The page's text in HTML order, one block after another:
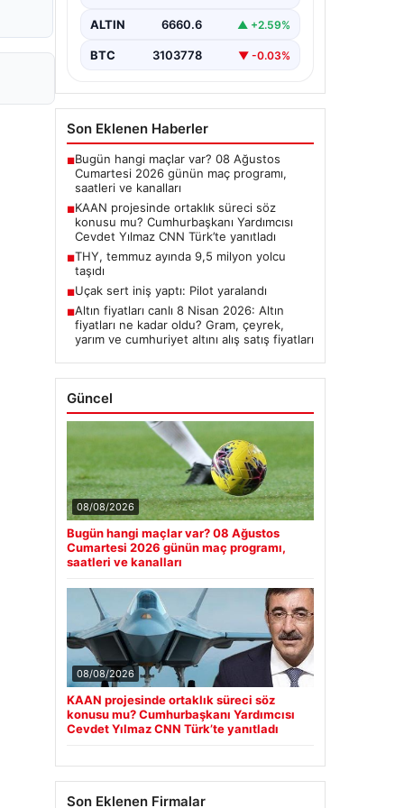
Yılmaz, CNN Türk canlı yayınında
Mekke Ortak…
ALTIN 6660.6 ▲ +2.59%
BTC 3103778 ▼ -0.03%
Son Eklenen Haberler
■Bugün hangi maçlar var? 08 Ağustos
Cumartesi 2026 günün maç programı,
saatleri ve kanalları
■KAAN projesinde ortaklık süreci söz
konusu mu? Cumhurbaşkanı Yardımcısı
Cevdet Yılmaz CNN Türk’te yanıtladı
■THY, temmuz ayında 9,5 milyon yolcu
taşıdı
■Uçak sert iniş yaptı: Pilot yaralandı
■Altın fiyatları canlı 8 Nisan 2026: Altın
fiyatları ne kadar oldu? Gram, çeyrek,
yarım ve cumhuriyet altını alış satış fiyatları
Güncel
08/08/2026
Bugün hangi maçlar var? 08 Ağustos
Cumartesi 2026 günün maç programı,
saatleri ve kanalları
08/08/2026
KAAN projesinde ortaklık süreci söz
konusu mu? Cumhurbaşkanı Yardımcısı
Cevdet Yılmaz CNN Türk’te yanıtladı
Son Eklenen Firmalar